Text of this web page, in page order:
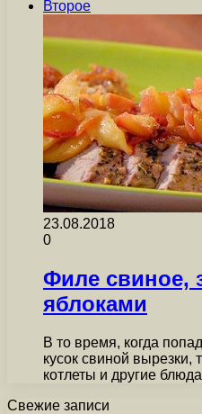
Второе
23.08.2018
0
Филе свиное,
яблоками
В то время, когда
кусок свиной вырезки,
котлеты и другие
Свежие записи